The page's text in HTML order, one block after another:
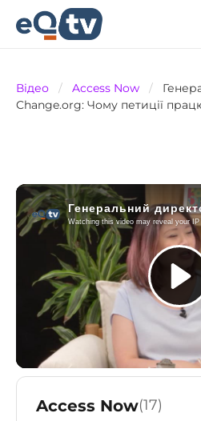
Відео / Access Now /
Change.org: Чому петиції
Access Now(17)